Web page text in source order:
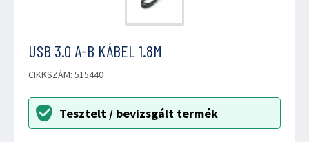
USB 3.0 A-B KÁBEL 1.8M
CIKKSZÁM: 515440
Tesztelt / bevizsgált termék